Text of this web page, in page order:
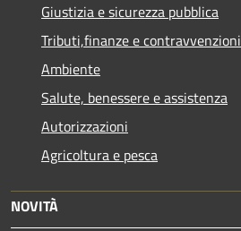
Giustizia e sicurezza pubblica
Tributi,finanze e contravvenzioni
Ambiente
Salute, benessere e assistenza
Autorizzazioni
Agricoltura e pesca
NOVITÀ